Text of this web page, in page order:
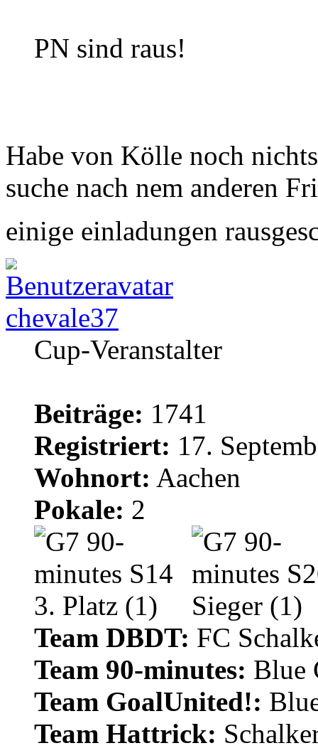
PN sind raus!
Habe von Kölle noch
suche nach nem anderen
einige einladungen
chevale37
Cup-Veranstalter
Beiträge: 1741
Registriert: 17.
Wohnort: Aachen
Pokale: 2
Team DBDT: FC
Team 90-minutes: Blue
Team GoalUnited!:
Team Hattrick: